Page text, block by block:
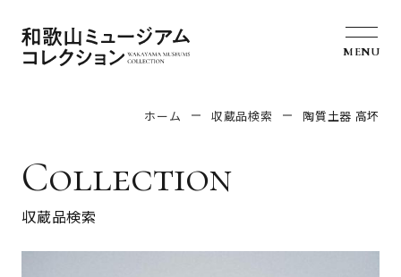
MENU
ホーム 収蔵品検索 陶質土器 高坏
Collection
収蔵品検索